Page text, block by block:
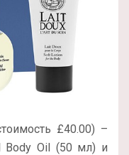
£40.00) –
Body Oil (50 мл) и